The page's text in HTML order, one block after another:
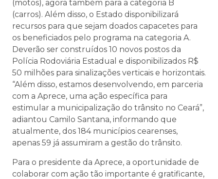
(motos), agora também para a categoria B
(carros). Além disso, o Estado disponibilizará
recursos para que sejam doados capacetes para
os beneficiados pelo programa na categoria A.
Deverão ser construídos 10 novos postos da
Polícia Rodoviária Estadual e disponibilizados R$
50 milhões para sinalizações verticais e horizontais.
“Além disso, estamos desenvolvendo, em parceria
com a Aprece, uma ação específica para
estimular a municipalização do trânsito no Ceará”,
adiantou Camilo Santana, informando que
atualmente, dos 184 municípios cearenses,
apenas 59 já assumiram a gestão do trânsito.
Para o presidente da Aprece, a oportunidade de
colaborar com ação tão importante é gratificante,